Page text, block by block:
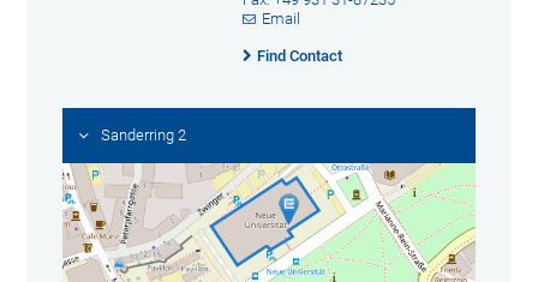
Email
Find Contact
Sanderring 2